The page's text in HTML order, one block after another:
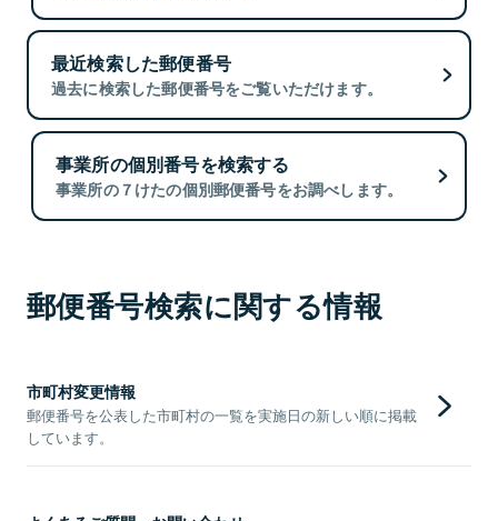
最近検索した郵便番号
過去に検索した郵便番号をご覧いただけます。
事業所の個別番号を検索する
事業所の７けたの個別郵便番号をお調べします。
郵便番号検索に関する情報
市町村変更情報
郵便番号を公表した市町村の一覧を実施日の新しい順に掲載
しています。